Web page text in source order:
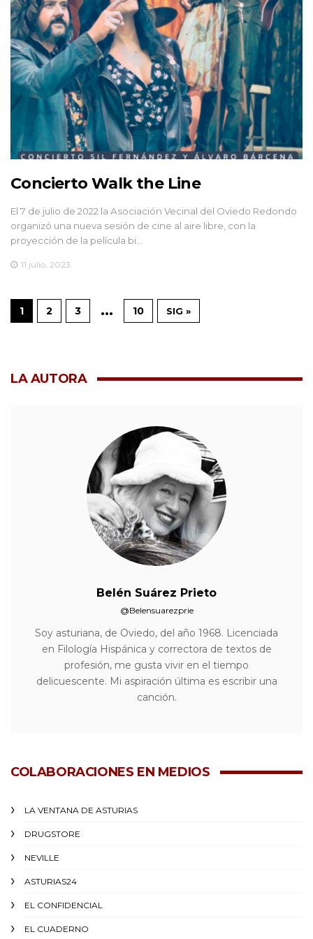
Concierto Walk the Line
El 7 de julio de 2022 la Asociación Vecinal del Oviedo Redondo
organizó una nueva sesión de cine al aire libre, con la
proyección de la película bi…
11 julio, 2023
1 2 3 … 10 SIG »
LA AUTORA
Belén Suárez Prieto
@Belensuarezprie
Soy asturiana, de Oviedo, del año 1968. Licenciada
en Filología Hispánica y correctora de textos de
profesión, me gusta vivir en el tiempo
delicuescente. Mi aspiración última es escribir una
canción.
COLABORACIONES EN MEDIOS
LA VENTANA DE ASTURIAS
DRUGSTORE
NEVILLE
ASTURIAS24
EL CONFIDENCIAL
EL CUADERNO